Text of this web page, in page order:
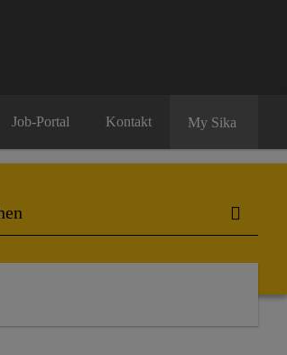
Job-Portal Kontakt My Sika